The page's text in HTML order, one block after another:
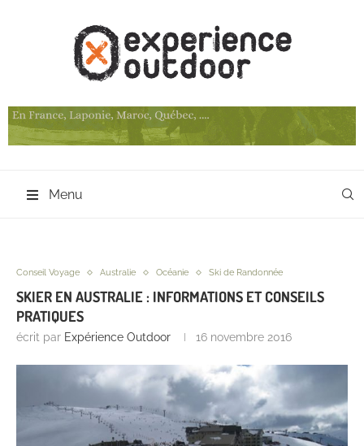
Menu
Conseil Voyage Australie Océanie Ski de Randonnée
SKIER EN AUSTRALIE : INFORMATIONS ET CONSEILS
PRATIQUES
écrit par Expérience Outdoor 16 novembre 2016